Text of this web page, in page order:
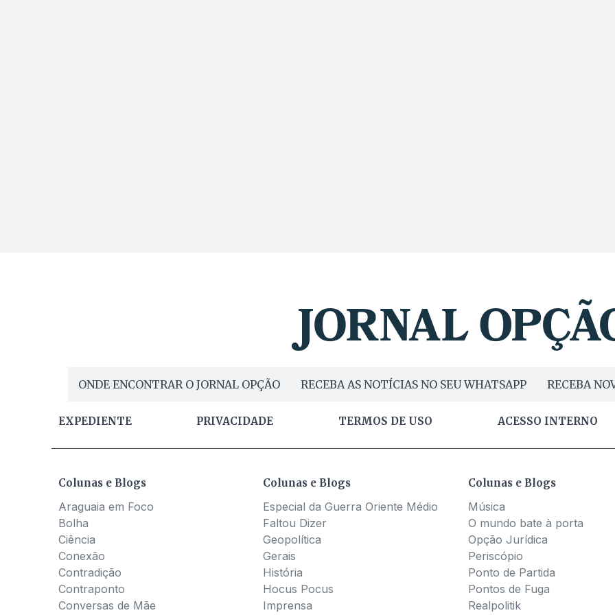
ONDE ENCONTRAR O JORNAL OPÇÃO RECEBA AS NOTÍCIAS NO SEU WHATSAPP RECEBA
EXPEDIENTE PRIVACIDADE TERMOS DE USO ACESSO INTERNO
Colunas e Blogs
Araguaia em Foco
Bolha
Ciência
Conexão
Contradição
Contraponto
Conversas de Mãe
Colunas e Blogs
Especial da Guerra Oriente Médio
Faltou Dizer
Geopolítica
Gerais
História
Hocus Pocus
Imprensa
Colunas e Blogs
Música
O mundo bate à porta
Opção Jurídica
Periscópio
Ponto de Partida
Pontos de Fuga
Realpolitik